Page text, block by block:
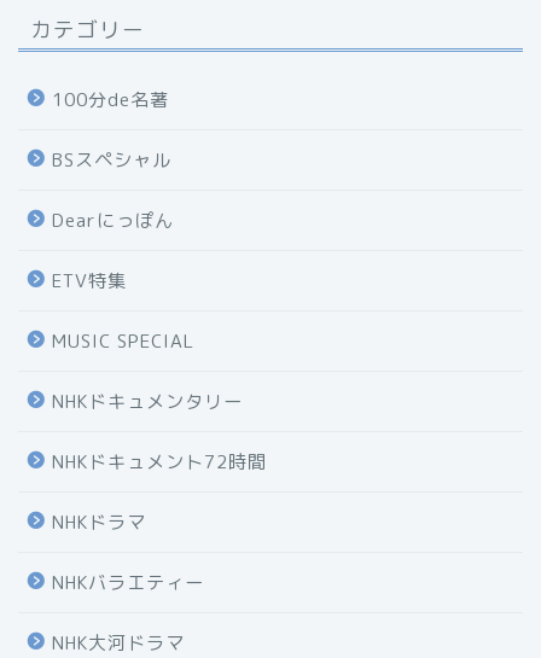
カテゴリー
100分de名著
BSスペシャル
Dearにっぽん
ETV特集
MUSIC SPECIAL
NHKドキュメンタリー
NHKドキュメント72時間
NHKドラマ
NHKバラエティー
NHK大河ドラマ